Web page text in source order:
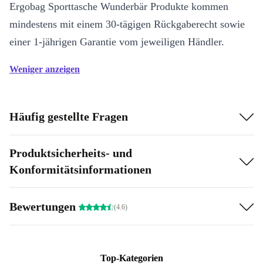
Ergobag Sporttasche Wunderbär Produkte kommen
mindestens mit einem 30-tägigen Rückgaberecht sowie
einer 1-jährigen Garantie vom jeweiligen Händler.
Weniger anzeigen
Häufig gestellte Fragen
Produktsicherheits- und
Konformitätsinformationen
Bewertungen (4.6)
Top-Kategorien